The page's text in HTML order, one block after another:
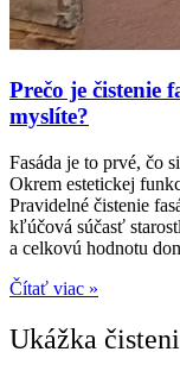
Prečo je čistenie
myslíte?
Fasáda je to prvé, čo
Okrem estetickej
Pravidelné čistenie
kľúčová súčasť
a celkovú hodnotu
Čítať viac »
Ukážka